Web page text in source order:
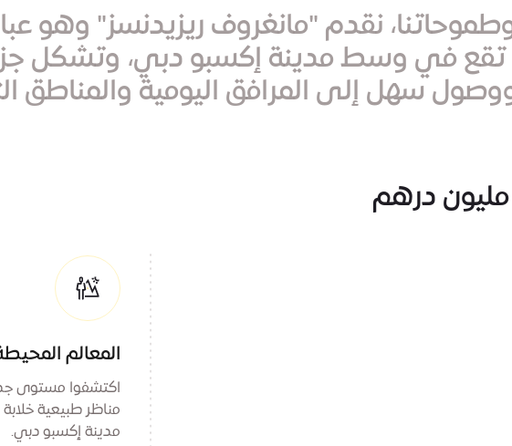
وطموحاتنا، نقدم "مانغروف ريزيدنسز"
تقع في وسط مدينة إكسبو دبي، وتشكل
سهل إلى المرافق اليومية والمناطق
المعالم
اكتشفوا مستوى
مناظر طبيعية
مدينة إكسبو دبي.